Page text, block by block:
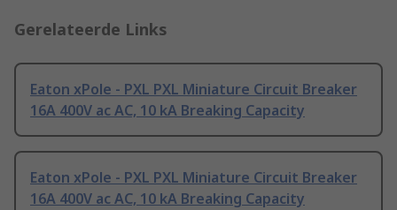
Gerelateerde Links
Eaton xPole - PXL PXL Miniature Circuit Breaker
16A 400V ac AC, 10 kA Breaking Capacity
Eaton xPole - PXL PXL Miniature Circuit Breaker
16A 400V ac AC, 10 kA Breaking Capacity